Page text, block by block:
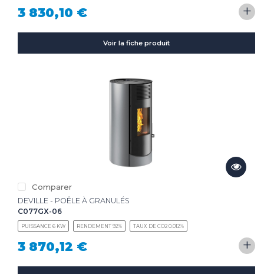
3 830,10 € +
Voir la fiche produit
Comparer
DEVILLE - POÊLE À GRANULÉS
C077GX-06
PUISSANCE 6 KW RENDEMENT 92% TAUX DE CO2 0.012%
3 870,12 € +